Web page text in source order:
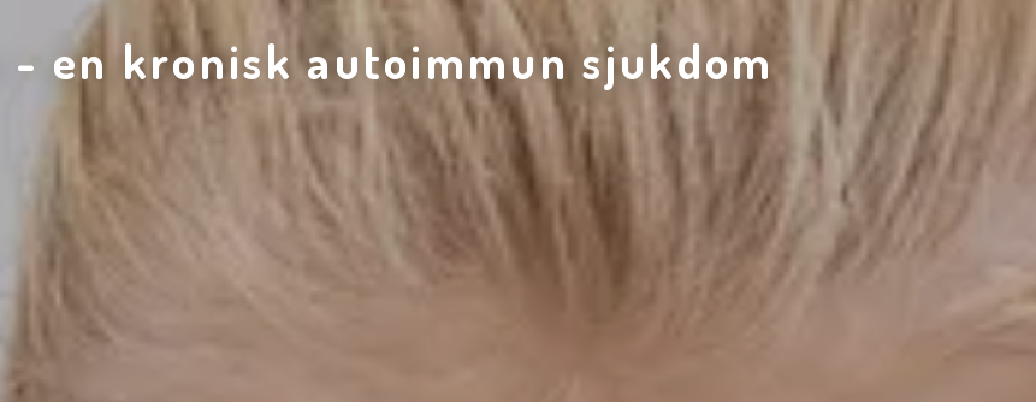
- en kronisk autoimmun sjukdom